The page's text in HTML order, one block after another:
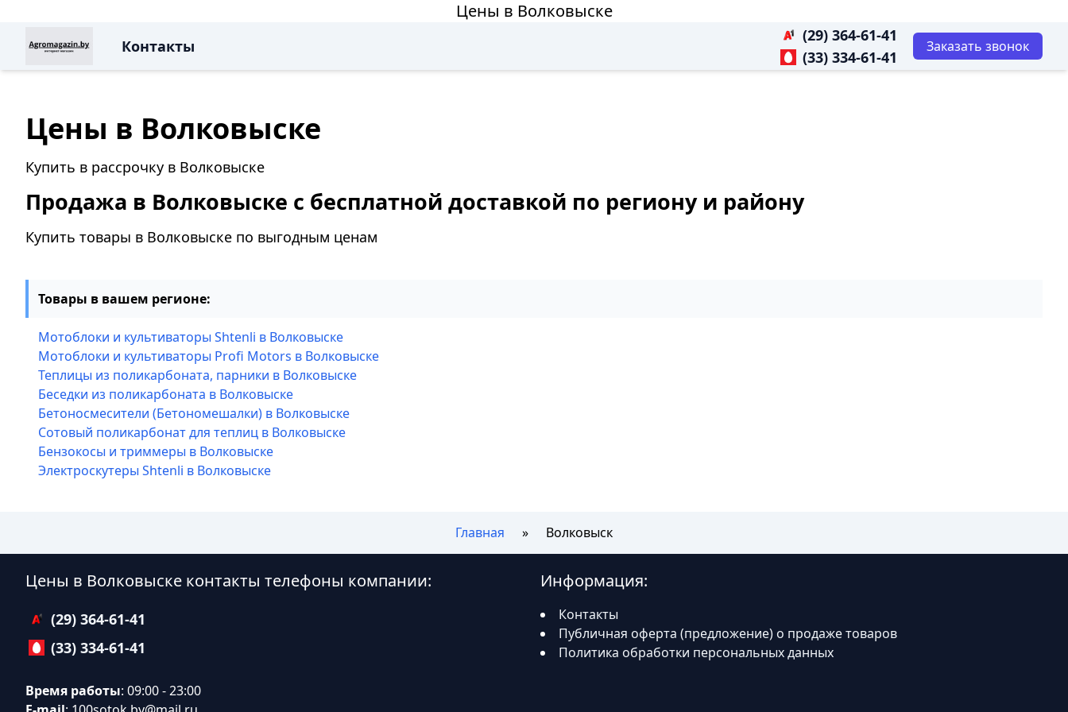
Цены в Волковыске
Контакты
(29) 364-61-41
(33) 334-61-41
Заказать звонок
Цены в Волковыске
Купить в рассрочку в Волковыске
Продажа в Волковыске с бесплатной доставкой по региону и району
Купить товары в Волковыске по выгодным ценам
Товары в вашем регионе:
Мотоблоки и культиваторы Shtenli в Волковыске
Мотоблоки и культиваторы Profi Motors в Волковыске
Теплицы из поликарбоната, парники в Волковыске
Беседки из поликарбоната в Волковыске
Бетоносмесители (Бетономешалки) в Волковыске
Сотовый поликарбонат для теплиц в Волковыске
Бензокосы и триммеры в Волковыске
Электроскутеры Shtenli в Волковыске
Главная Волковыск
Цены в Волковыске контакты телефоны компании:
(29) 364-61-41
(33) 334-61-41
Время работы: 09:00 - 23:00
Информация:
Контакты
Публичная оферта (предложение) о продаже товаров
Политика обработки персональных данных